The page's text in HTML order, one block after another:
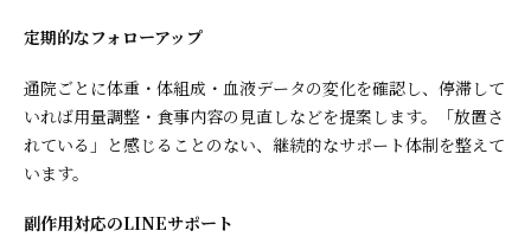
定期的なフォローアップ
通院ごとに体重・体組成・血液データの変化を確認し、停滞して
いれば用量調整・食事内容の見直しなどを提案します。「放置さ
れている」と感じることのない、継続的なサポート体制を整えて
います。
副作用対応のLINEサポート